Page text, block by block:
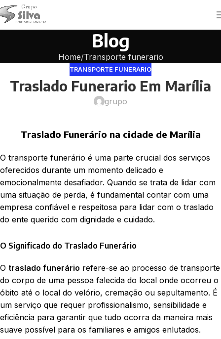
Blog
Home Transporte funerario
TRANSPORTE FUNERARIO
Traslado Funerario Em Marília
grupo
Traslado Funerário na cidade de Marília
O transporte funerário é uma parte crucial dos serviços
oferecidos durante um momento delicado e
emocionalmente desafiador. Quando se trata de lidar com
uma situação de perda, é fundamental contar com uma
empresa confiável e respeitosa para lidar com o traslado
do ente querido com dignidade e cuidado.
O Significado do Traslado Funerário
O traslado funerário refere-se ao processo de transporte
do corpo de uma pessoa falecida do local onde ocorreu o
óbito até o local do velório, cremação ou sepultamento. É
um serviço que requer profissionalismo, sensibilidade e
eficiência para garantir que tudo ocorra da maneira mais
suave possível para os familiares e amigos enlutados.